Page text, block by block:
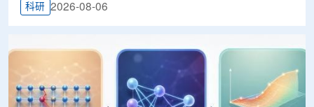
科研 2026-08-06